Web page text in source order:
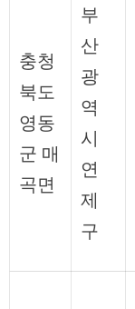
충청
북도
영동
군 매
곡면
부
산
광
역
시
연
제
구